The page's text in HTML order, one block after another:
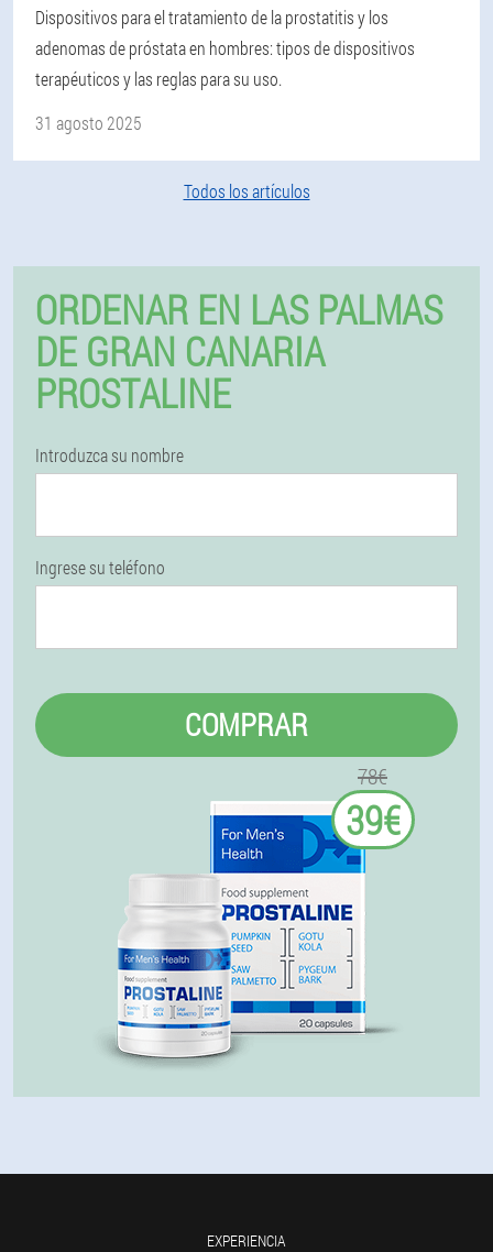
Dispositivos para el tratamiento de la prostatitis y los
adenomas de próstata en hombres: tipos de dispositivos
terapéuticos y las reglas para su uso.
31 agosto 2025
Todos los artículos
ORDENAR EN LAS PALMAS
DE GRAN CANARIA
PROSTALINE
Introduzca su nombre
Ingrese su teléfono
COMPRAR
78€
39€
EXPERIENCIA